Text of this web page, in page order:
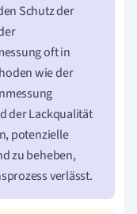
Schutz der
oft in
wie der
der Lackqualität
potenzielle
zu beheben,
verlässt.